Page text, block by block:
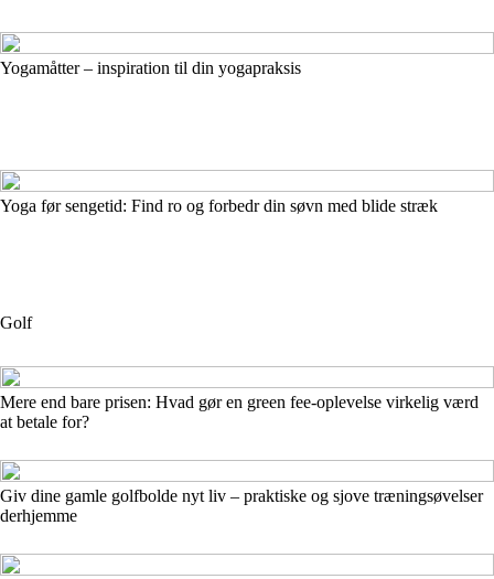
Yogamåtter – inspiration til din yogapraksis
Yoga før sengetid: Find ro og forbedr din søvn med blide stræk
Golf
Mere end bare prisen: Hvad gør en green fee-oplevelse virkelig værd
at betale for?
Giv dine gamle golfbolde nyt liv – praktiske og sjove træningsøvelser
derhjemme